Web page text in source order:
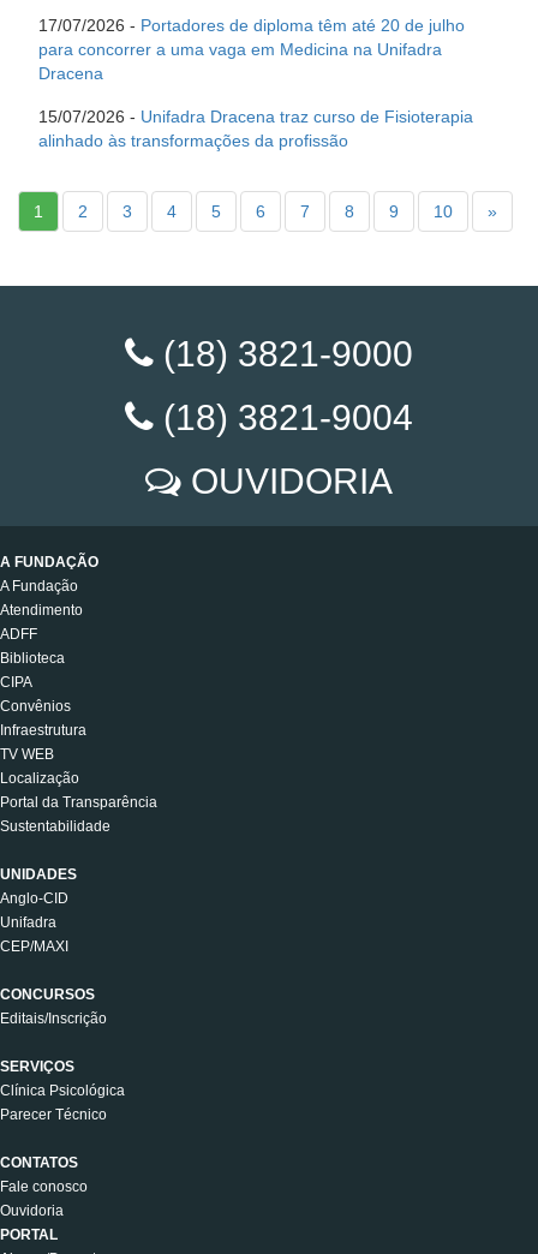
17/07/2026 - Portadores de diploma têm até 20 de julho
para concorrer a uma vaga em Medicina na Unifadra
Dracena
15/07/2026 - Unifadra Dracena traz curso de Fisioterapia
alinhado às transformações da profissão
1 2 3 4 5 6 7 8 9 10 »
(18) 3821-9000
(18) 3821-9004
OUVIDORIA
A FUNDAÇÃO
A Fundação
Atendimento
ADFF
Biblioteca
CIPA
Convênios
Infraestrutura
TV WEB
Localização
Portal da Transparência
Sustentabilidade
UNIDADES
Anglo-CID
Unifadra
CEP/MAXI
CONCURSOS
Editais/Inscrição
SERVIÇOS
Clínica Psicológica
Parecer Técnico
CONTATOS
Fale conosco
Ouvidoria
PORTAL